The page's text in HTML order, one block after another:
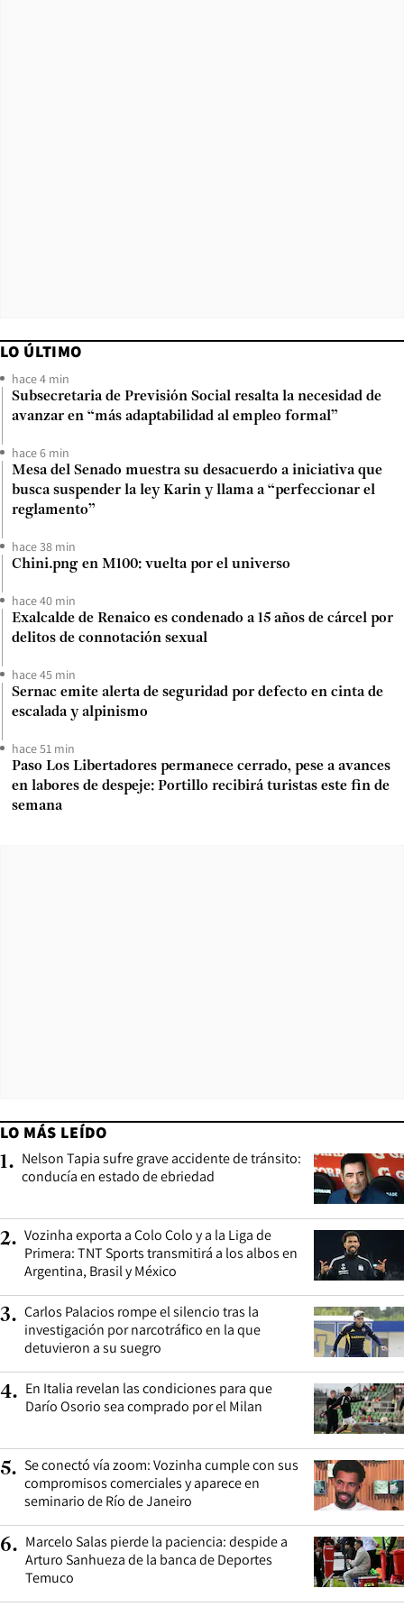
LO ÚLTIMO
hace 4 min
Subsecretaria de Previsión Social resalta la necesidad de
avanzar en “más adaptabilidad al empleo formal”
hace 6 min
Mesa del Senado muestra su desacuerdo a iniciativa que
busca suspender la ley Karin y llama a “perfeccionar el
reglamento”
hace 38 min
Chini.png en M100: vuelta por el universo
hace 40 min
Exalcalde de Renaico es condenado a 15 años de cárcel por
delitos de connotación sexual
hace 45 min
Sernac emite alerta de seguridad por defecto en cinta de
escalada y alpinismo
hace 51 min
Paso Los Libertadores permanece cerrado, pese a avances
en labores de despeje: Portillo recibirá turistas este fin de
semana
LO MÁS LEÍDO
1. Nelson Tapia sufre grave accidente de tránsito:
conducía en estado de ebriedad
2. Vozinha exporta a Colo Colo y a la Liga de
Primera: TNT Sports transmitirá a los albos en
Argentina, Brasil y México
3. Carlos Palacios rompe el silencio tras la
investigación por narcotráfico en la que
detuvieron a su suegro
4. En Italia revelan las condiciones para que
Darío Osorio sea comprado por el Milan
5. Se conectó vía zoom: Vozinha cumple con sus
compromisos comerciales y aparece en
seminario de Río de Janeiro
6. Marcelo Salas pierde la paciencia: despide a
Arturo Sanhueza de la banca de Deportes
Temuco